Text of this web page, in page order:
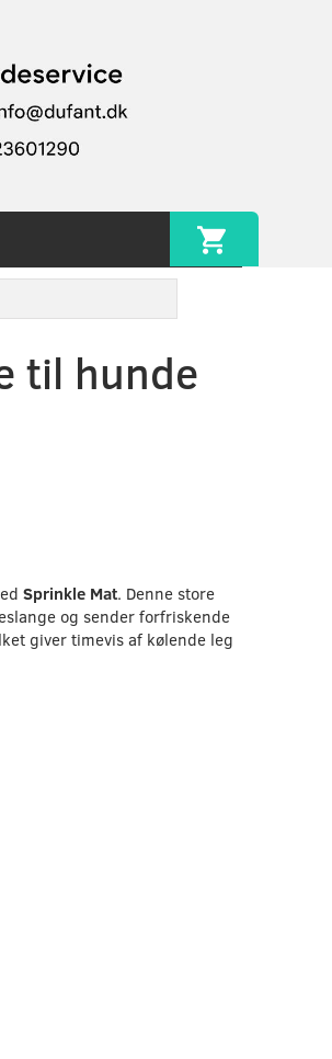
til hunde
Sprinkle Mat. Denne store
og sender forfriskende
giver timevis af kølende leg